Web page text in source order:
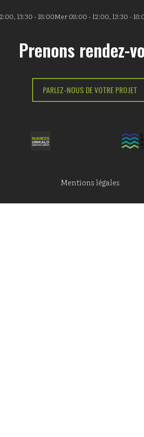
13:30 - 18:00Mer 08:00 - 12:00, 13:30 -
Prenons rendez-
PARLEZ-NOUS DE VOTRE PROJET
Mentions légales